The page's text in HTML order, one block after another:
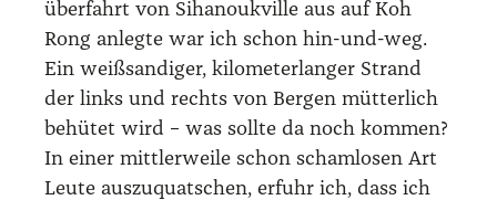
über­fahrt von Siha­nouk­ville aus auf Koh
Rong anleg­te war ich schon hin-und-weg.
Ein weiß­san­di­ger, kilo­me­ter­lan­ger Strand
der links und rechts von Ber­gen müt­ter­lich
behü­tet wird – was soll­te da noch kom­men?
In einer mitt­ler­wei­le schon scham­lo­sen Art
Leu­te aus­zu­quat­schen, erfuhr ich, dass ich